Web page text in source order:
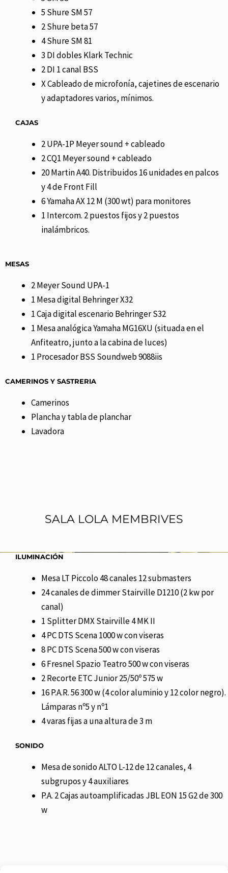
5 Shure SM 57
2 Shure beta 57
4 Shure SM 81
3 DI dobles Klark Technic
2 DI 1 canal BSS
X Cableado de microfonía, cajetines de escenario
y adaptadores varios, mínimos.
CAJAS
2 UPA-1P Meyer sound + cableado
2 CQ1 Meyer sound + cableado
20 Martin A40. Distribuidos 16 unidades en palcos
y 4 de Front Fill
6 Yamaha AX 12 M (300 wt) para monitores
1 Intercom. 2 puestos fijos y 2 puestos
inalámbricos.
MESAS
2 Meyer Sound UPA-1
1 Mesa digital Behringer X32
1 Caja digital escenario Behringer S32
1 Mesa analógica Yamaha MG16XU (situada en el
Anfiteatro, junto a la cabina de luces)
1 Procesador BSS Soundweb 9088iis
CAMERINOS Y SASTRERIA
Camerinos
Plancha y tabla de planchar
Lavadora
SALA LOLA MEMBRIVES
ILUMINACIÓN
Mesa LT Piccolo 48 canales 12 submasters
24 canales de dimmer Stairville D1210 (2 kw por
canal)
1 Splitter DMX Stairville 4 MK II
4 PC DTS Scena 1000 w con viseras
8 PC DTS Scena 500 w con viseras
6 Fresnel Spazio Teatro 500 w con viseras
2 Recorte ETC Junior 25/50º 575 w
16 P.A.R. 56 300 w (4 color aluminio y 12 color negro).
Lámparas nº5 y nº1
4 varas fijas a una altura de 3 m
SONIDO
Mesa de sonido ALTO L-12 de 12 canales, 4
subgrupos y 4 auxiliares
P.A. 2 Cajas autoamplificadas JBL EON 15 G2 de 300
w